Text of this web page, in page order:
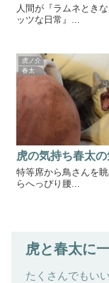
人間が『ラムネとき
ッツな日常』...
虎ノ介
春太
虎の気持ち春太
特等席から鳥さんを
らへっぴり腰...
虎と春太に
たくさんでもい